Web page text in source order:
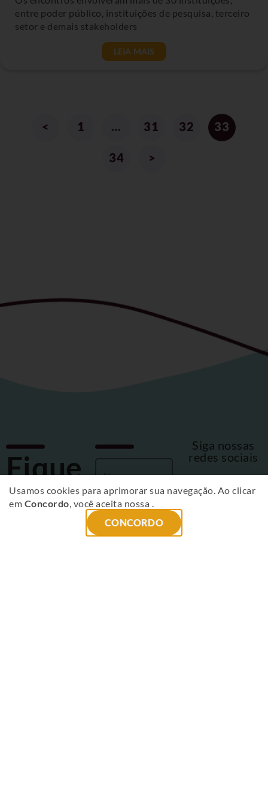
entre poder público, instituições de pesquisa, terceiro
setor e demais stakeholders
LEIA MAIS
< 1 … 31 32 33
34 >
Fique
por
dentro
Siga nossas
redes sociais
CONCORDO
Usamos cookies para aprimorar sua navegação. Ao clicar
em Concordo, você aceita nossa .